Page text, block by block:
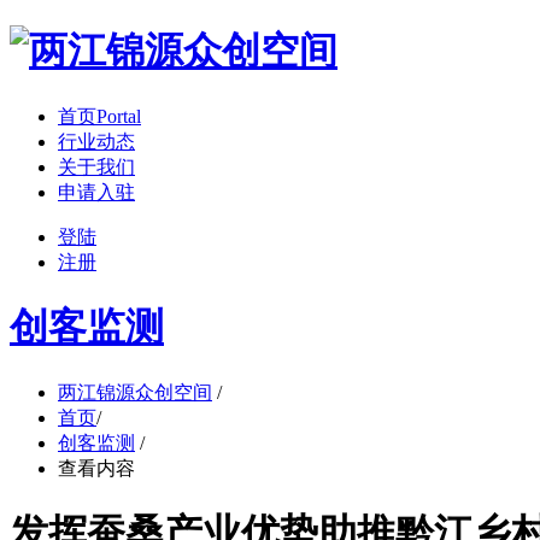
首页Portal
行业动态
关于我们
申请入驻
登陆
注册
创客监测
两江锦源众创空间 /
首页/
创客监测 /
查看内容